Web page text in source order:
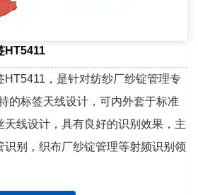
HT5411
HT5411，是针对纺纱厂纱锭管理专
的标签天线设计，可内外套于标准
天线设计，具有良好的识别效果，主
识别，织布厂纱锭管理等射频识别领